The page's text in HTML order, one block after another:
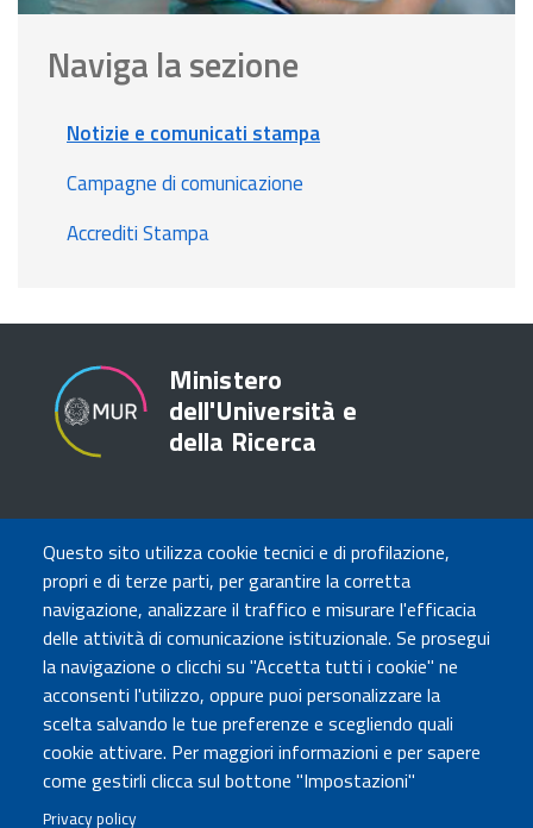
Questo sito utilizza cookie tecnici e di profilazione,
propri e di terze parti, per garantire la corretta
navigazione, analizzare il traffico e misurare l'efficacia
delle attività di comunicazione istituzionale. Se prosegui
la navigazione o clicchi su "Accetta tutti i cookie" ne
acconsenti l'utilizzo, oppure puoi personalizzare la
scelta salvando le tue preferenze e scegliendo quali
cookie attivare. Per maggiori informazioni e per sapere
come gestirli clicca sul bottone "Impostazioni"
Privacy policy
Naviga la sezione
Notizie e comunicati stampa
Campagne di comunicazione
Accrediti Stampa
Ministero
dell'Università e
della Ricerca
TRASPARENZA
Amministrazione Trasparente
Atti di notifica
Albo online
Concorsi
COMUNICA CON NOI
Urp
Posta elettronica certificata
Sedi e contatti